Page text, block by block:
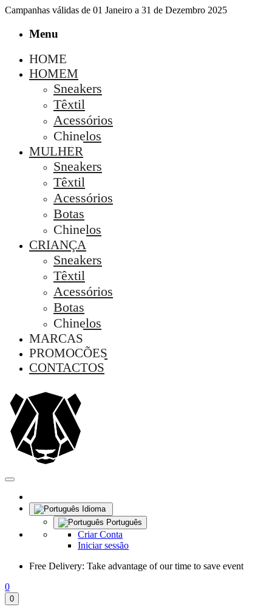
Campanhas válidas de 01 Janeiro a 31 de Dezembro 2025
Menu
HOME
HOMEM
Sneakers
Têxtil
Acessórios
Chinelos
MULHER
Sneakers
Têxtil
Acessórios
Botas
Chinelos
CRIANÇA
Sneakers
Têxtil
Acessórios
Botas
Chinelos
MARCAS
PROMOÇÕES
CONTACTOS
Idioma
Português
Criar Conta
Iniciar sessão
Free Delivery: Take advantage of our time to save event
0
0